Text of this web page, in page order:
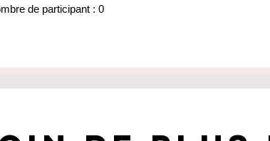
de participant : 0